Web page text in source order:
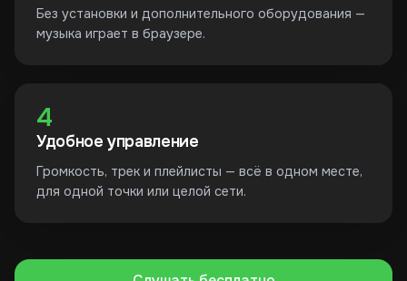
Без установки и дополнительного оборудования —
музыка играет в браузере.
4
Удобное управление
Громкость, трек и плейлисты — всё в одном месте,
для одной точки или целой сети.